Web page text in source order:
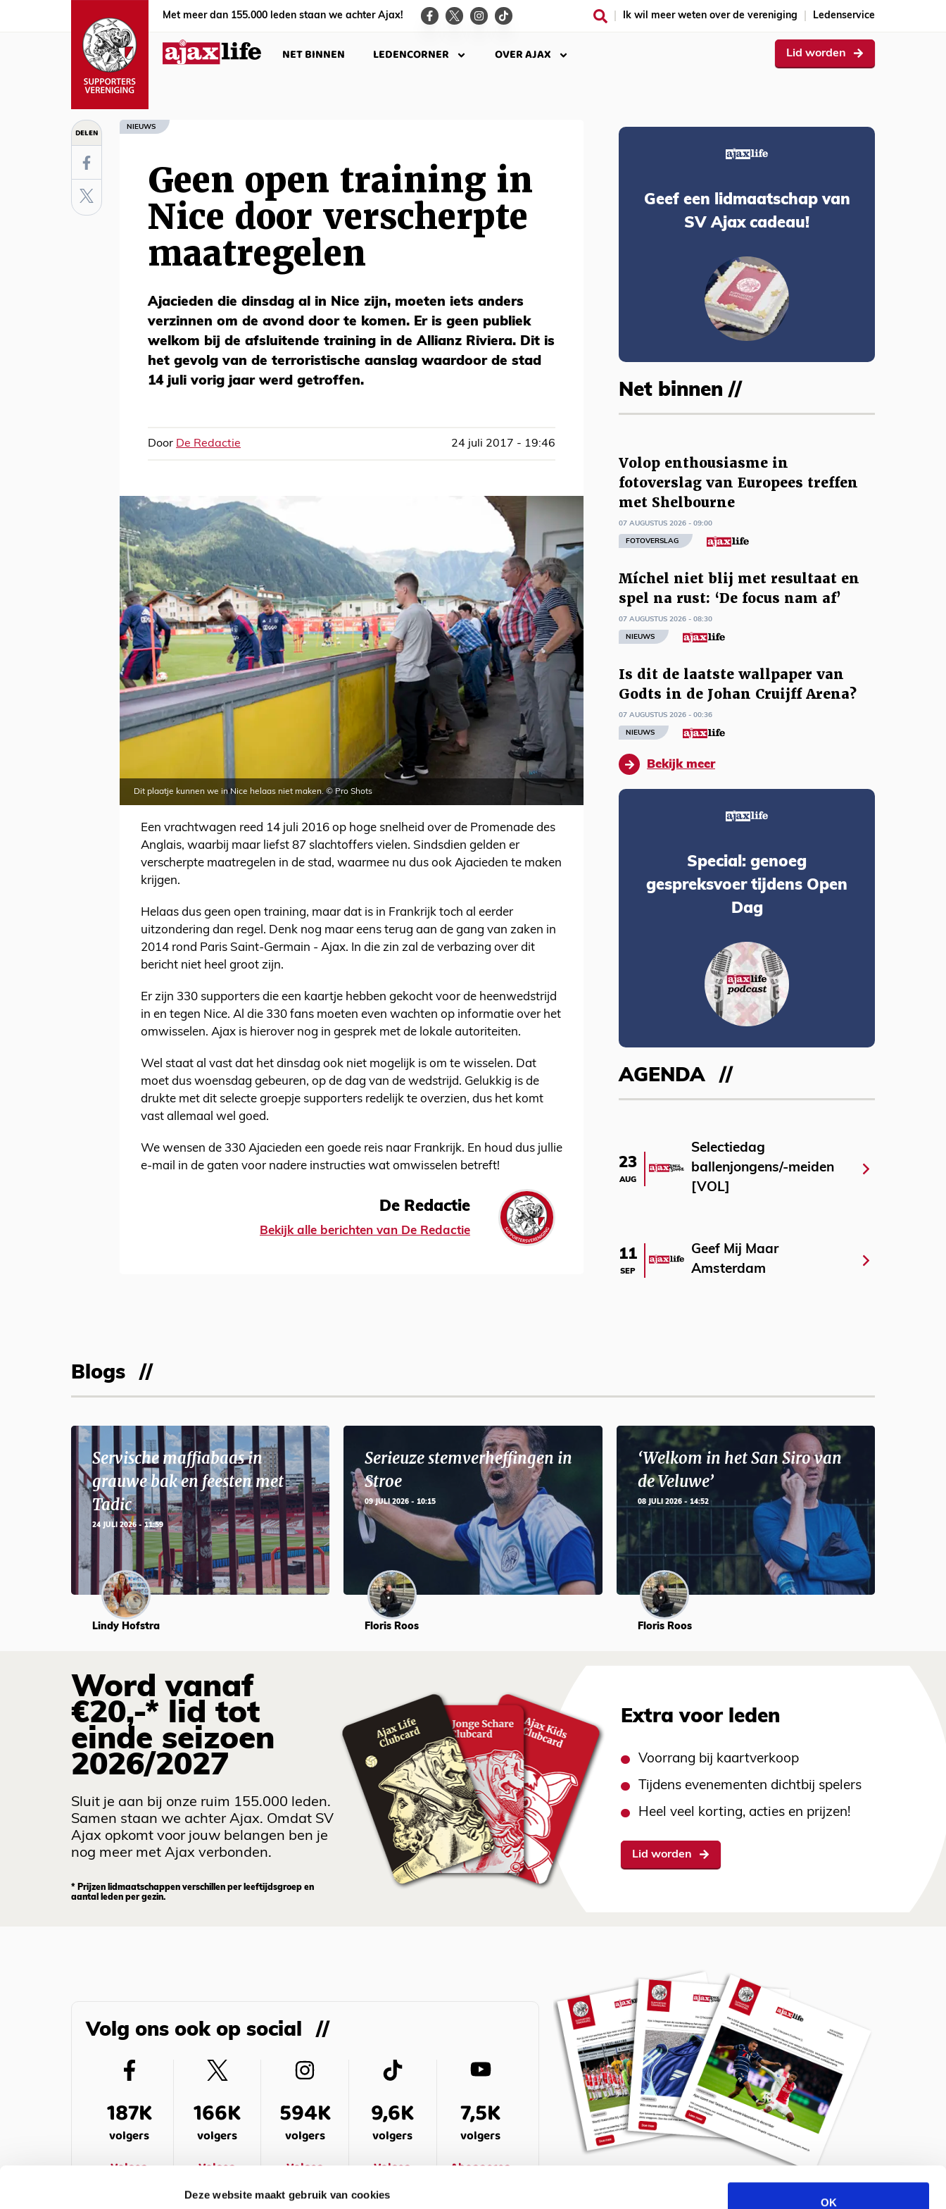
Deze website maakt gebruik van cookies
OK
Met meer dan 155.000 leden staan we achter Ajax! Ik wil meer weten over de vereniging Ledenservice
NET BINNEN LEDENCORNER OVER AJAX Lid worden
DELEN NIEUWS
Geen open training in
Nice door verscherpte
maatregelen
Ajacieden die dinsdag al in Nice zijn, moeten iets anders
verzinnen om de avond door te komen. Er is geen publiek
welkom bij de afsluitende training in de Allianz Riviera. Dit is
het gevolg van de terroristische aanslag waardoor de stad
14 juli vorig jaar werd getroffen.
Door De Redactie 24 juli 2017 - 19:46
Dit plaatje kunnen we in Nice helaas niet maken. © Pro Shots
Een vrachtwagen reed 14 juli 2016 op hoge snelheid over de Promenade des
Anglais, waarbij maar liefst 87 slachtoffers vielen. Sindsdien gelden er
verscherpte maatregelen in de stad, waarmee nu dus ook Ajacieden te maken
krijgen.
Helaas dus geen open training, maar dat is in Frankrijk toch al eerder
uitzondering dan regel. Denk nog maar eens terug aan de gang van zaken in
2014 rond Paris Saint-Germain - Ajax. In die zin zal de verbazing over dit
bericht niet heel groot zijn.
Er zijn 330 supporters die een kaartje hebben gekocht voor de heenwedstrijd
in en tegen Nice. Al die 330 fans moeten even wachten op informatie over het
omwisselen. Ajax is hierover nog in gesprek met de lokale autoriteiten.
Wel staat al vast dat het dinsdag ook niet mogelijk is om te wisselen. Dat
moet dus woensdag gebeuren, op de dag van de wedstrijd. Gelukkig is de
drukte met dit selecte groepje supporters redelijk te overzien, dus het komt
vast allemaal wel goed.
We wensen de 330 Ajacieden een goede reis naar Frankrijk. En houd dus jullie
e-mail in de gaten voor nadere instructies wat omwisselen betreft!
De Redactie
Bekijk alle berichten van De Redactie
Geef een lidmaatschap van
SV Ajax cadeau!
Net binnen //
Volop enthousiasme in
fotoverslag van Europees treffen
met Shelbourne
07 AUGUSTUS 2026 - 09:00
FOTOVERSLAG
Míchel niet blij met resultaat en
spel na rust: ‘De focus nam af’
07 AUGUSTUS 2026 - 08:30
NIEUWS
Is dit de laatste wallpaper van
Godts in de Johan Cruijff Arena?
07 AUGUSTUS 2026 - 00:36
NIEUWS
Bekijk meer
Special: genoeg
gespreksvoer tijdens Open
Dag
AGENDA
23
AUG
Selectiedag
ballenjongens/-meiden
[VOL]
11
SEP
Geef Mij Maar
Amsterdam
Blogs
Servische maffiabaas in
grauwe bak en feesten met
Tadic
24 JULI 2026 - 11:59
Lindy Hofstra
Serieuze stemverheffingen in
Stroe
09 JULI 2026 - 10:15
Floris Roos
‘Welkom in het San Siro van
de Veluwe’
08 JULI 2026 - 14:52
Floris Roos
Word vanaf
€20,-* lid tot
einde seizoen
2026/2027
Sluit je aan bij onze ruim 155.000 leden.
Samen staan we achter Ajax. Omdat SV
Ajax opkomt voor jouw belangen ben je
nog meer met Ajax verbonden.
* Prijzen lidmaatschappen verschillen per leeftijdsgroep en
aantal leden per gezin.
Extra voor leden
Voorrang bij kaartverkoop
Tijdens evenementen dichtbij spelers
Heel veel korting, acties en prijzen!
Lid worden
Volg ons ook op social
187K
volgers
Volgen
166K
volgers
Volgen
594K
volgers
Volgen
9,6K
volgers
Volgen
7,5K
volgers
Abonneren
Meld je aan voor de nieuwsbrief